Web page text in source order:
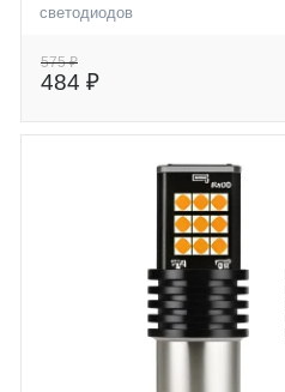
светодиодов
575 ₽
484 ₽